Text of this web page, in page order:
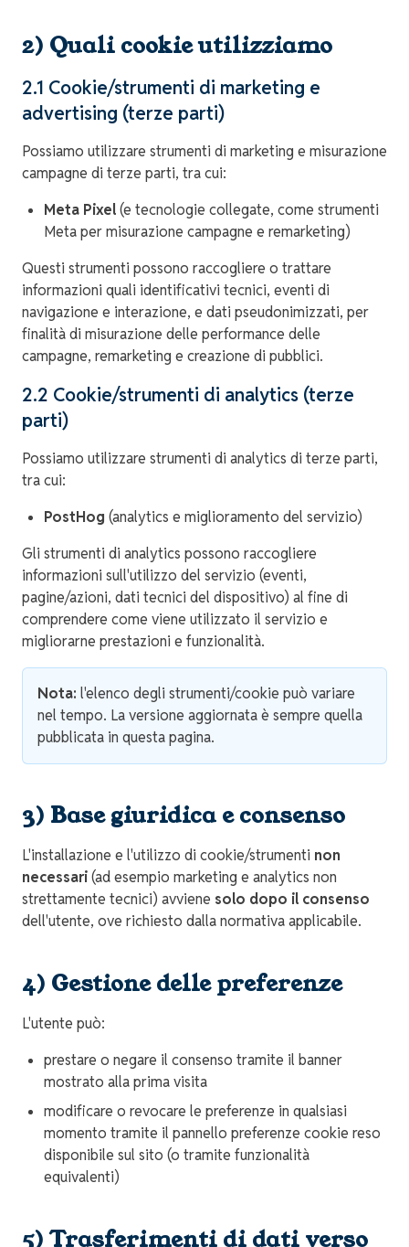
2) Quali cookie utilizziamo
2.1 Cookie/strumenti di marketing e
advertising (terze parti)
Possiamo utilizzare strumenti di marketing e misurazione
campagne di terze parti, tra cui:
Meta Pixel(e tecnologie collegate, come strumenti
Meta per misurazione campagne e remarketing)
Questi strumenti possono raccogliere o trattare
informazioni quali identificativi tecnici, eventi di
navigazione e interazione, e dati pseudonimizzati, per
finalità di misurazione delle performance delle
campagne, remarketing e creazione di pubblici.
2.2 Cookie/strumenti di analytics (terze
parti)
Possiamo utilizzare strumenti di analytics di terze parti,
tra cui:
PostHog (analytics e miglioramento del servizio)
Gli strumenti di analytics possono raccogliere
informazioni sull'utilizzo del servizio (eventi,
pagine/azioni, dati tecnici del dispositivo) al fine di
comprendere come viene utilizzato il servizio e
migliorarne prestazioni e funzionalità.
Nota: l'elenco degli strumenti/cookie può variare
nel tempo. La versione aggiornata è sempre quella
pubblicata in questa pagina.
3) Base giuridica e consenso
L'installazione e l'utilizzo di cookie/strumenti non
necessari(ad esempio marketing e analytics non
strettamente tecnici) avviene solo dopo il consenso
dell'utente, ove richiesto dalla normativa applicabile.
4) Gestione delle preferenze
L'utente può:
prestare o negare il consenso tramite il banner
mostrato alla prima visita
modificare o revocare le preferenze in qualsiasi
momento tramite il pannello preferenze cookie reso
disponibile sul sito (o tramite funzionalità
equivalenti)
5) Trasferimenti di dati verso